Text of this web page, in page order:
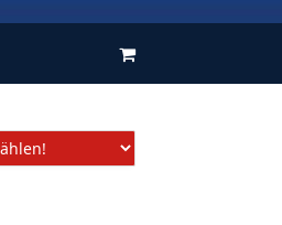
Einkaufswagen